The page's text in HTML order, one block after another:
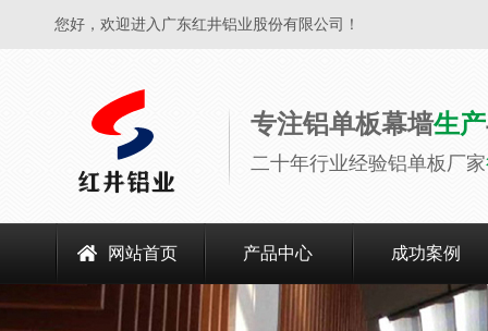
您好，欢迎进入广东红井铝业股份有限公司！
专注铝单板幕墙生产
二十年行业经验铝单板厂家
网站首页 产品中心 成功案例